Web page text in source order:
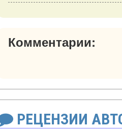
Комментарии:
РЕЦЕНЗИИ